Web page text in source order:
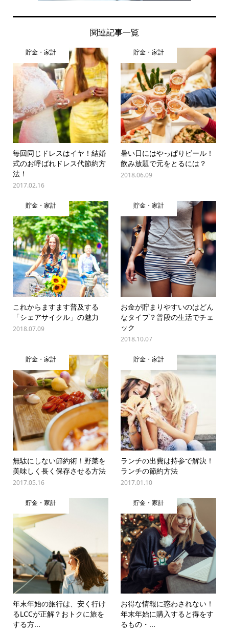
関連記事一覧
貯金・家計
毎回同じドレスはイヤ！結婚
式のお呼ばれドレス代節約方
法！
2017.02.16
貯金・家計
暑い日にはやっぱりビール！
飲み放題で元をとるには？
2018.06.09
貯金・家計
これからますます普及する
「シェアサイクル」の魅力
2018.07.09
貯金・家計
お金が貯まりやすいのはどん
なタイプ？普段の生活でチェ
ック
2018.10.07
貯金・家計
無駄にしない節約術！野菜を
美味しく長く保存させる方法
2017.05.16
貯金・家計
ランチの出費は持参で解決！
ランチの節約方法
2017.01.10
貯金・家計
年末年始の旅行は、安く行け
るLCCが正解？おトクに旅を
する方...
貯金・家計
お得な情報に惑わされない！
年末年始に購入すると得をす
るもの・...